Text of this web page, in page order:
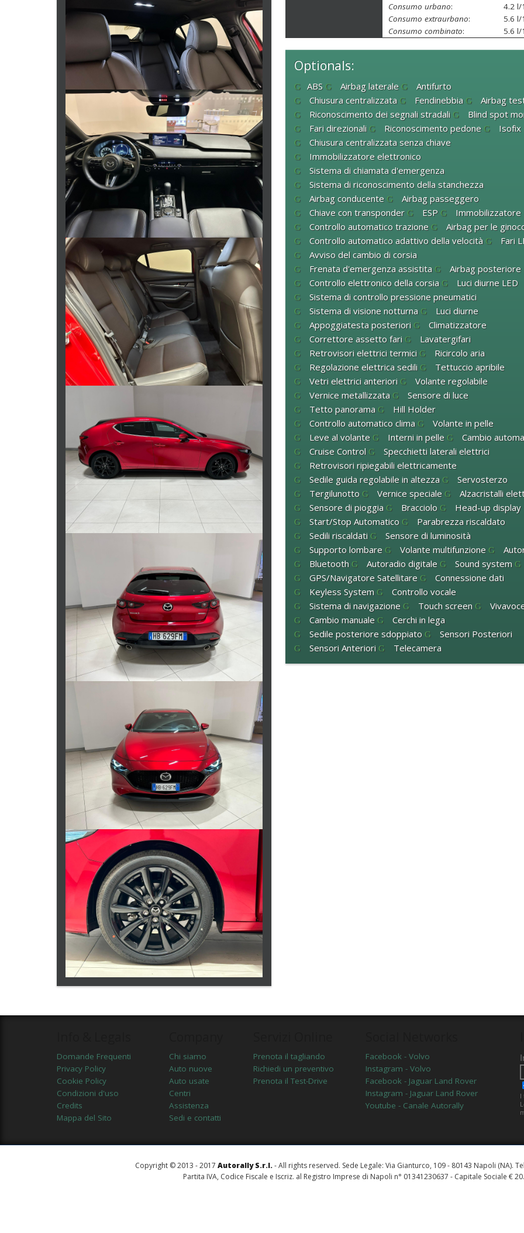
Consumo urbano:
4.2 l/
Consumo extraurbano:
5.6 l/
Consumo combinato: 5.6 l/
Optionals:
ABS Airbag laterale
Antifurto
Chiusura centralizzata
Fendinebbia
Airbag
Riconoscimento dei segnali stradali
Blind spot
Fari direzionali
Riconoscimento pedone
Isofix
Chiusura centralizzata senza chiave
Immobilizzatore elettronico
Sistema di chiamata d'emergenza
Sistema di riconoscimento della stanchezza
Airbag conducente
Airbag passeggero
Chiave con transponder
ESP
Immobilizzatore
Controllo automatico trazione
Airbag per le
Controllo automatico adattivo della velocità
Fari
Avviso del cambio di corsia
Frenata d'emergenza assistita
Airbag posteriore
Controllo elettronico della corsia
Luci diurne LED
Sistema di controllo pressione pneumatici
Sistema di visione notturna
Luci diurne
Appoggiatesta posteriori
Climatizzatore
Correttore assetto fari
Lavatergifari
Retrovisori elettrici termici
Ricircolo aria
Regolazione elettrica sedili
Tettuccio apribile
Vetri elettrici anteriori
Volante regolabile
Vernice metallizzata
Sensore di luce
Tetto panorama
Hill Holder
Controllo automatico clima
Volante in pelle
Leve al volante
Interni in pelle
Cambio
Cruise Control
Specchietti laterali elettrici
Retrovisori ripiegabili elettricamente
Sedile guida regolabile in altezza
Servosterzo
Tergilunotto
Vernice speciale
Alzacristalli
Sensore di pioggia
Bracciolo
Head-up display
Start/Stop Automatico
Parabrezza riscaldato
Sedili riscaldati
Sensore di luminosità
Supporto lombare
Volante multifunzione
Bluetooth
Autoradio digitale Sound system
GPS/Navigatore Satellitare
Connessione dati
Keyless System
Controllo vocale
Sistema di navigazione
Touch screen
Cambio manuale
Cerchi in lega
Sedile posteriore sdoppiato
Sensori Posteriori
Sensori Anteriori
Telecamera
Domande Frequenti
Privacy Policy
Cookie Policy
Condizioni d'uso
Credits
Mappa del Sito
Chi siamo
Auto nuove
Auto usate
Centri
Assistenza
Sedi e contatti
Prenota il tagliando
Richiedi un preventivo
Prenota il Test-Drive
Facebook - Volvo
Instagram - Volvo
Facebook - Jaguar Land Rover
Instagram - Jaguar Land Rover
Youtube - Canale Autorally
Copyright © 2013 - 2017 Autorally S.r.l.- All rights reserved. Sede Legale: Via Gianturco, 109 - 80143 Napoli (NA).
Partita IVA, Codice Fiscale e Iscriz. al Registro Imprese di Napoli n° 01341230637 - Capitale Sociale €